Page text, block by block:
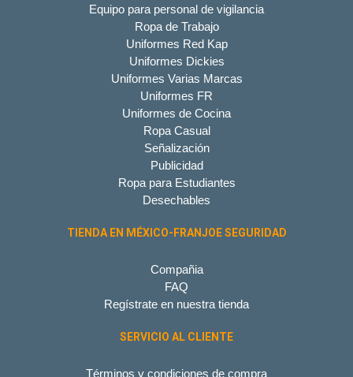
Equipo para personal de vigilancia
Ropa de Trabajo
Uniformes Red Kap
Uniformes Dickies
Uniformes Varias Marcas
Uniformes FR
Uniformes de Cocina
Ropa Casual
Señalización
Publicidad
Ropa para Estudiantes
Desechables
TIENDA EN MÉXICO-FRANJOE SEGURIDAD
Compañia
FAQ
Regístrate en nuestra tienda
SERVICIO AL CLIENTE
Términos y condiciones de compra